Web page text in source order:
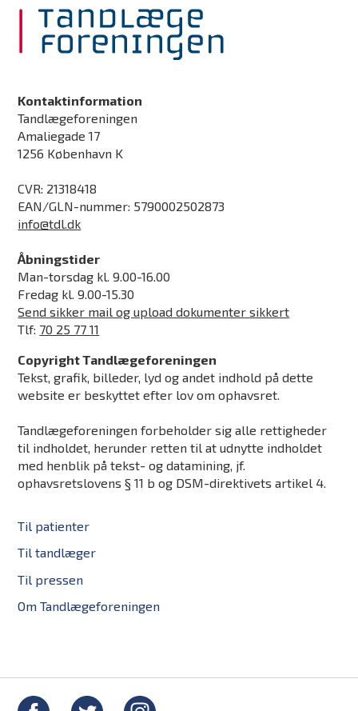
Kontaktinformation
Tandlægeforeningen
Amaliegade 17
1256 København K
CVR: 21318418
EAN/GLN-nummer: 5790002502873
info@tdl.dk
Åbningstider
Man-torsdag kl. 9.00-16.00
Fredag kl. 9.00-15.30
Send sikker mail og upload dokumenter sikkert
Tlf: 70 25 77 11
Copyright Tandlægeforeningen
Tekst, grafik, billeder, lyd og andet indhold på dette
website er beskyttet efter lov om ophavsret.
Tandlægeforeningen forbeholder sig alle rettigheder
til indholdet, herunder retten til at udnytte indholdet
med henblik på tekst- og datamining, jf.
ophavsretslovens § 11 b og DSM-direktivets artikel 4.
Til patienter
Til tandlæger
Til pressen
Om Tandlægeforeningen